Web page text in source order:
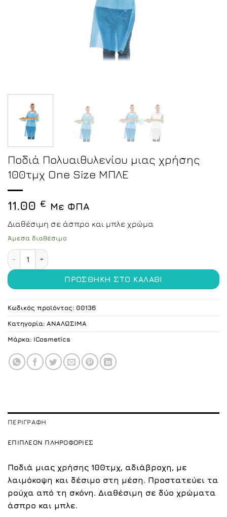
Ποδιά Πολυαιθυλενίου μιας χρήσης
100τμχ One Size ΜΠΛΕ
11.00 € Με ΦΠΑ
Διαθέσιμη σε άσπρο και μπλε χρώμα
Άμεσα διαθέσιμο
Ποδιά Πολυαιθυλενίου μιας χρήσης 100τμχ One Size
ΠΡΟΣΘΉΚΗ ΣΤΟ ΚΑΛΆΘΙ
Κωδικός προϊόντος: 00136
Κατηγορία: ΑΝΑΛΩΣΙΜΑ
Μάρκα: ICosmetics
ΠΕΡΙΓΡΑΦΉ
ΕΠΙΠΛΈΟΝ ΠΛΗΡΟΦΟΡΊΕΣ
Ποδιά μιας χρήσης 100τμχ, αδιάβροχη, με
λαιμόκοψη και δέσιμο στη μέση. Προστατεύει τα
ρούχα από τη σκόνη. Διαθέσιμη σε δύο χρώματα
άσπρο και μπλε.